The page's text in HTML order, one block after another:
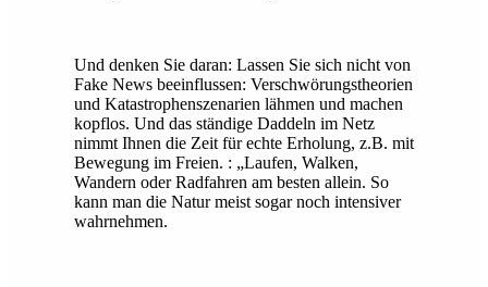
Und denken Sie daran: Lassen Sie sich nicht von
Fake News beeinflussen: Verschwörungstheorien
und Katastrophenszenarien lähmen und machen
kopflos. Und das ständige Daddeln im Netz
nimmt Ihnen die Zeit für echte Erholung, z.B. mit
Bewegung im Freien. : „Laufen, Walken,
Wandern oder Radfahren am besten allein. So
kann man die Natur meist sogar noch intensiver
wahrnehmen.